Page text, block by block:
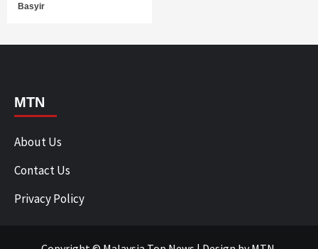
Basyir
MTN
About Us
Contact Us
Privacy Policy